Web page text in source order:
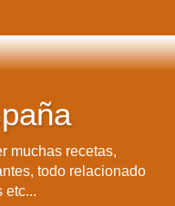
muchas recetas,
todo relacionado
etc...